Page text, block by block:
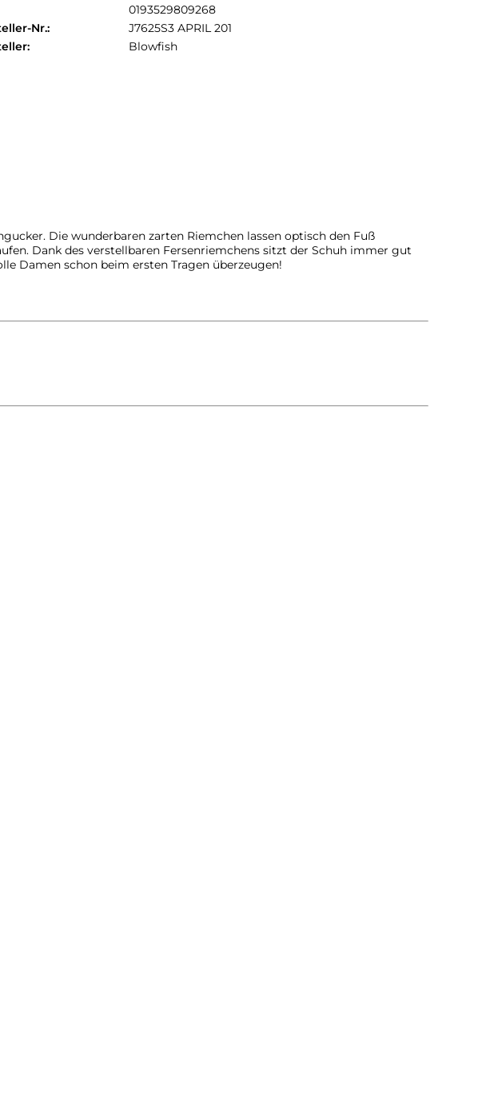
0193529809268
Nr.:
J7625S3 APRIL 201
Blowfish
Die wunderbaren zarten Riemchen lassen optisch den Fuß
Dank des verstellbaren Fersenriemchens sitzt der Schuh immer gut
Damen schon beim ersten Tragen überzeugen!